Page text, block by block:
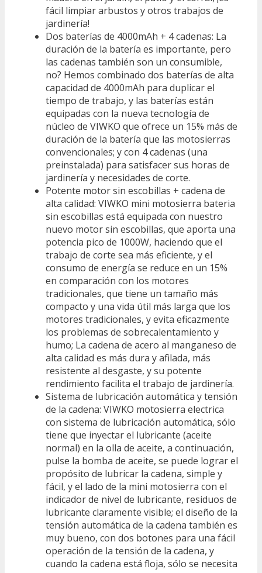
fácil limpiar arbustos y otros trabajos de
jardinería!
Dos baterías de 4000mAh + 4 cadenas: La
duración de la batería es importante, pero
las cadenas también son un consumible,
no? Hemos combinado dos baterías de alta
capacidad de 4000mAh para duplicar el
tiempo de trabajo, y las baterías están
equipadas con la nueva tecnología de
núcleo de VIWKO que ofrece un 15% más de
duración de la batería que las motosierras
convencionales; y con 4 cadenas (una
preinstalada) para satisfacer sus horas de
jardinería y necesidades de corte.
Potente motor sin escobillas + cadena de
alta calidad: VIWKO mini motosierra bateria
sin escobillas está equipada con nuestro
nuevo motor sin escobillas, que aporta una
potencia pico de 1000W, haciendo que el
trabajo de corte sea más eficiente, y el
consumo de energía se reduce en un 15%
en comparación con los motores
tradicionales, que tiene un tamaño más
compacto y una vida útil más larga que los
motores tradicionales, y evita eficazmente
los problemas de sobrecalentamiento y
humo; La cadena de acero al manganeso de
alta calidad es más dura y afilada, más
resistente al desgaste, y su potente
rendimiento facilita el trabajo de jardinería.
Sistema de lubricación automática y tensión
de la cadena: VIWKO motosierra electrica
con sistema de lubricación automática, sólo
tiene que inyectar el lubricante (aceite
normal) en la olla de aceite, a continuación,
pulse la bomba de aceite, se puede lograr el
propósito de lubricar la cadena, simple y
fácil, y el lado de la mini motosierra con el
indicador de nivel de lubricante, residuos de
lubricante claramente visible; el diseño de la
tensión automática de la cadena también es
muy bueno, con dos botones para una fácil
operación de la tensión de la cadena, y
cuando la cadena está floja, sólo se necesita